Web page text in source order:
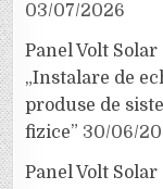
03/07/2026
Panel Volt
„Instalare de
produse de
fizice” 30/06/
Panel Volt